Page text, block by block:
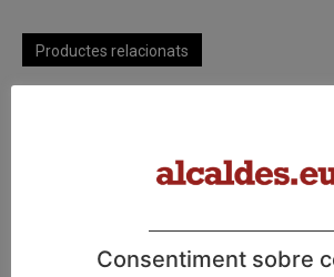
Productes relacionats
Consentiment sobre